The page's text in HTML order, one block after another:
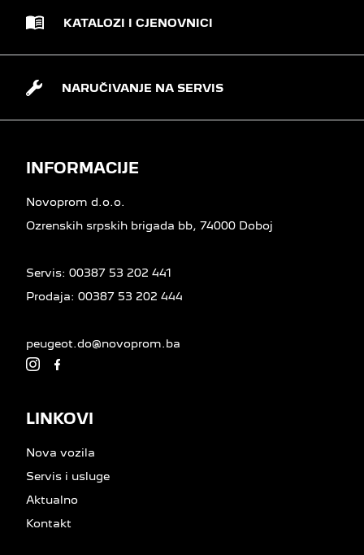
KATALOZI I CJENOVNICI
NARUČIVANJE NA SERVIS
INFORMACIJE
Novoprom d.o.o.
Ozrenskih srpskih brigada bb, 74000 Doboj
Servis: 00387 53 202 441
Prodaja: 00387 53 202 444
peugeot.do@novoprom.ba
LINKOVI
Nova vozila
Servis i usluge
Aktualno
Kontakt